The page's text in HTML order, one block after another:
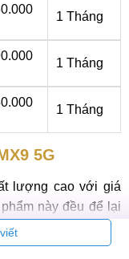
1 Tháng
1 Tháng
1 Tháng
5G
lượng cao với giá
này đều để lại